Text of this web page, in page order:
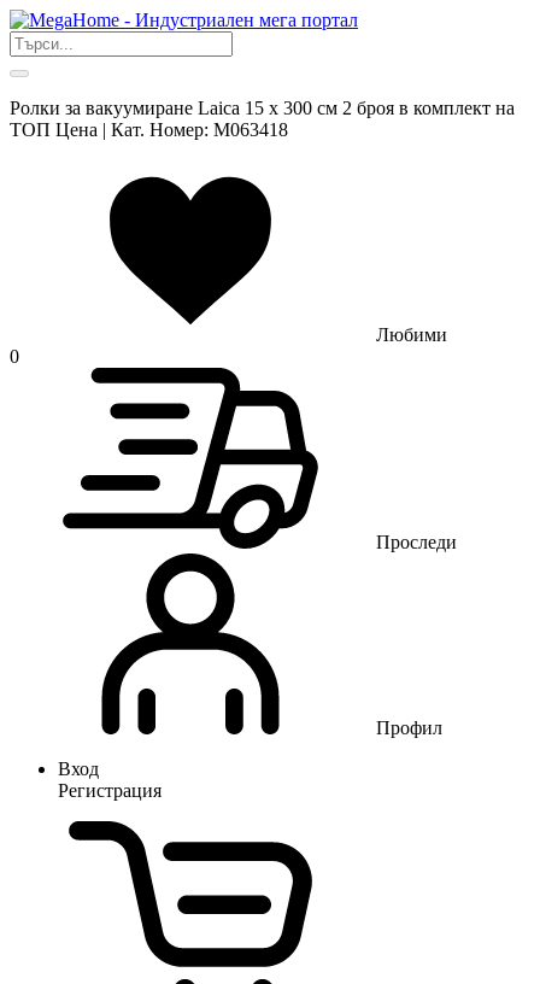
Ролки за вакуумиране Laica 15 x 300 см 2 броя в комплект на
ТОП Цена | Кат. Номер: M063418
Любими
0
Проследи
Профил
Вход
Регистрация